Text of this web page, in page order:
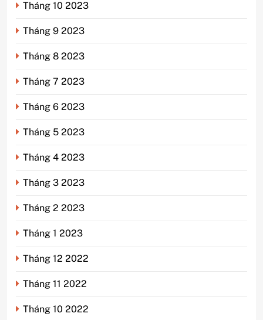
Tháng 10 2023
Tháng 9 2023
Tháng 8 2023
Tháng 7 2023
Tháng 6 2023
Tháng 5 2023
Tháng 4 2023
Tháng 3 2023
Tháng 2 2023
Tháng 1 2023
Tháng 12 2022
Tháng 11 2022
Tháng 10 2022